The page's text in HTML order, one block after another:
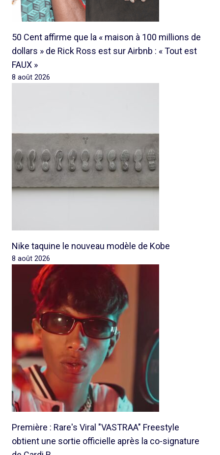
50 Cent affirme que la « maison à 100 millions de
dollars » de Rick Ross est sur Airbnb : « Tout est
FAUX »
8 août 2026
Nike taquine le nouveau modèle de Kobe
8 août 2026
Première : Rare's Viral "VASTRAA" Freestyle
obtient une sortie officielle après la co-signature